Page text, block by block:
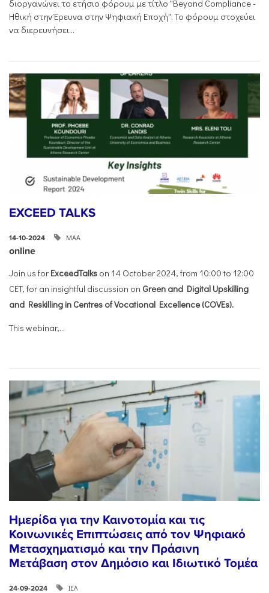
διοργανώνει το ετήσιο φόρουμ με τίτλο "Beyond Compliance -
Ηθική στην Έρευνα στην Ψηφιακή Εποχή". Το φόρουμ στοχεύει
να διερευνήσει...
EXCEED TALKS
14-10-2024 ΜΑΑ
online
Join us for ExceedTalks on 14 October 2024, from 10:00 to 12:00
CET, for an insightful discussion on Green and Digital Upskilling
and Reskilling in Centres of Vocational Excellence (COVEs).
This webinar,...
Ημερίδα για την Καινοτομία και τις
Κοινωνικές Επιπτώσεις από τον Ψηφιακό
Μετασχηματισμό και την Πράσινη
Μετάβαση στον Δημόσιο και Ιδιωτικό Τομέα
24-09-2024 ΙΕΛ